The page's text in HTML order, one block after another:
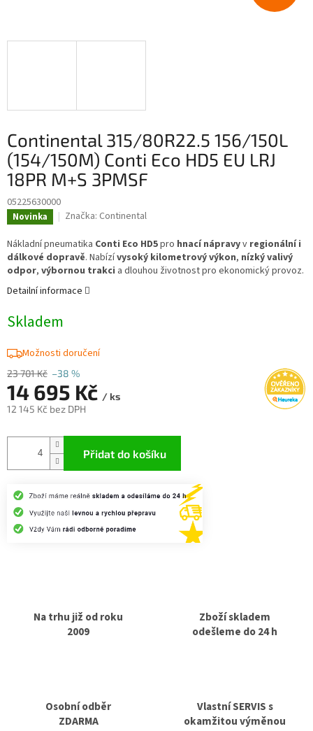
Continental 315/80R22.5 156/150L
(154/150M) Conti Eco HD5 EU LRJ
18PR M+S 3PMSF
05225630000
Novinka Značka: Continental
23 701 Kč –38 %
14 695 Kč / ks
12 145 Kč bez DPH
Skladem
Možnosti doručení
Přidat do košíku
Nákladní pneumatika Conti Eco HD5pro hnací nápravyv regionální i
dálkové dopravě. Nabízívysoký kilometrový výkon, nízký valivý
odpor, výbornou trakci a dlouhou životnost pro ekonomický provoz.
Detailní informace
Na trhu již od roku
2009
Zboží skladem
odešleme do 24 h
Osobní odběr
ZDARMA
Vlastní SERVIS s
okamžitou výměnou